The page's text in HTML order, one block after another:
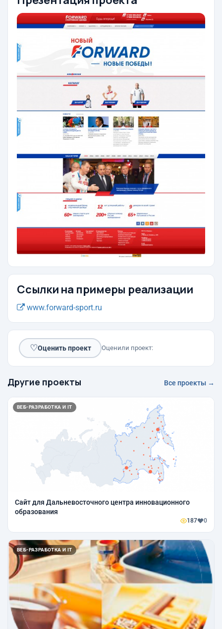
Ссылки на примеры реализации
www.forward-sport.ru
♡Оценить проект Оценили проект:
Другие проекты Все проекты →
ВЕБ-РАЗРАБОТКА И IT
Сайт для Дальневосточного центра инновационного
образования
187 0
ВЕБ-РАЗРАБОТКА И IT